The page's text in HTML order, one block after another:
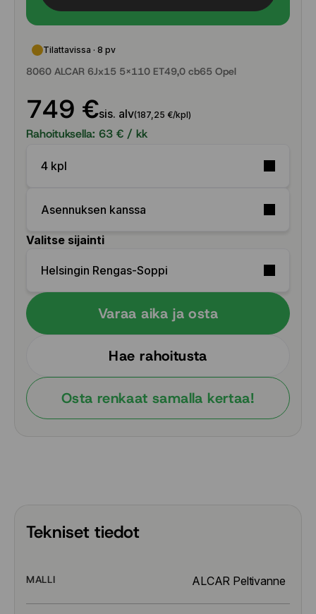
Tilattavissa · 8 pv
8060 ALCAR 6Jx15 5x110 ET49,0 cb65 Opel
749 €sis. alv(187,25 €/kpl)
Rahoituksella: 63 € / kk
4 kpl
Asennuksen kanssa
Valitse sijainti
Helsingin Rengas-Soppi
Varaa aika ja osta
Hae rahoitusta
Osta renkaat samalla kertaa!
Tekniset tiedot
MALLI ALCAR Peltivanne